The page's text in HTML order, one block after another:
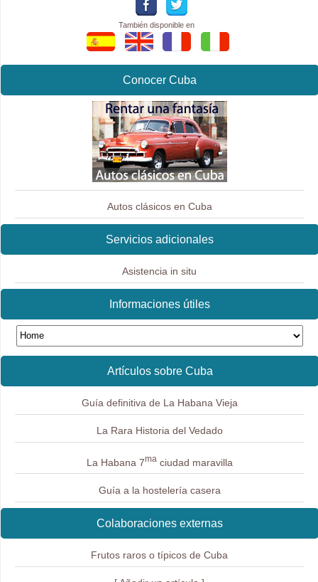
También disponible en
Conocer Cuba
Autos clásicos en Cuba
Servicios adicionales
Asistencia in situ
Informaciones útiles
Artículos sobre Cuba
Guía definitiva de La Habana Vieja
La Rara Historia del Vedado
La Habana 7maciudad maravilla
Guía a la hostelería casera
Colaboraciones externas
Frutos raros o típicos de Cuba